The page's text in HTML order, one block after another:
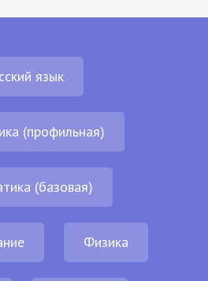
язык
(профильная)
(базовая)
Физика